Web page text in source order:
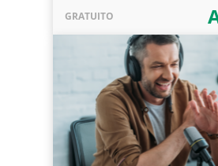
GRATUITO